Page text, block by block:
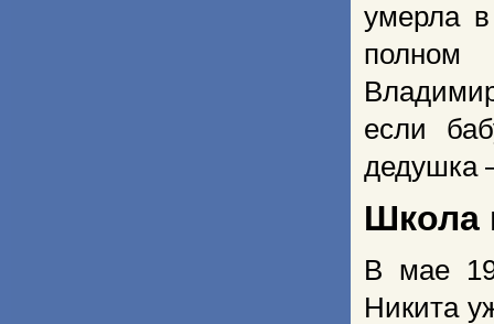
умерла
если
дедушка
Школа
В мае
Никита